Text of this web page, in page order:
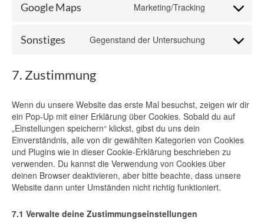
Google Maps Marketing/Tracking
Consent
google-
Sonstiges Gegenstand der Untersuchung
Consent
7. Zustimmung
Wenn du unsere Website das erste Mal besuchst, zeigen wir dir
ein Pop-Up mit einer Erklärung über Cookies. Sobald du auf
„Einstellungen speichern“ klickst, gibst du uns dein
Einverständnis, alle von dir gewählten Kategorien von Cookies
und Plugins wie in dieser Cookie-Erklärung beschrieben zu
verwenden. Du kannst die Verwendung von Cookies über
deinen Browser deaktivieren, aber bitte beachte, dass unsere
Website dann unter Umständen nicht richtig funktioniert.
7.1 Verwalte deine Zustimmungseinstellungen